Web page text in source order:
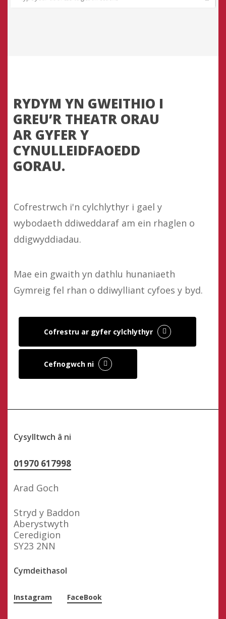
RYDYM YN GWEITHIO I
GREU’R THEATR ORAU
AR GYFER Y
CYNULLEIDFAOEDD
GORAU.
Cofrestrwch i'n cylchlythyr i gael y
wybodaeth ddiweddaraf am ein rhaglen o
ddigwyddiadau.
Mae ein gwaith yn dathlu hunaniaeth
Gymreig fel rhan o ddiwylliant cyfoes y byd.
Cofrestru ar gyfer cylchlythyr
Cefnogwch ni
Cysylltwch â ni
01970 617998
Arad Goch
Stryd y Baddon
Aberystwyth
Ceredigion
SY23 2NN
Cymdeithasol
Instagram FaceBook